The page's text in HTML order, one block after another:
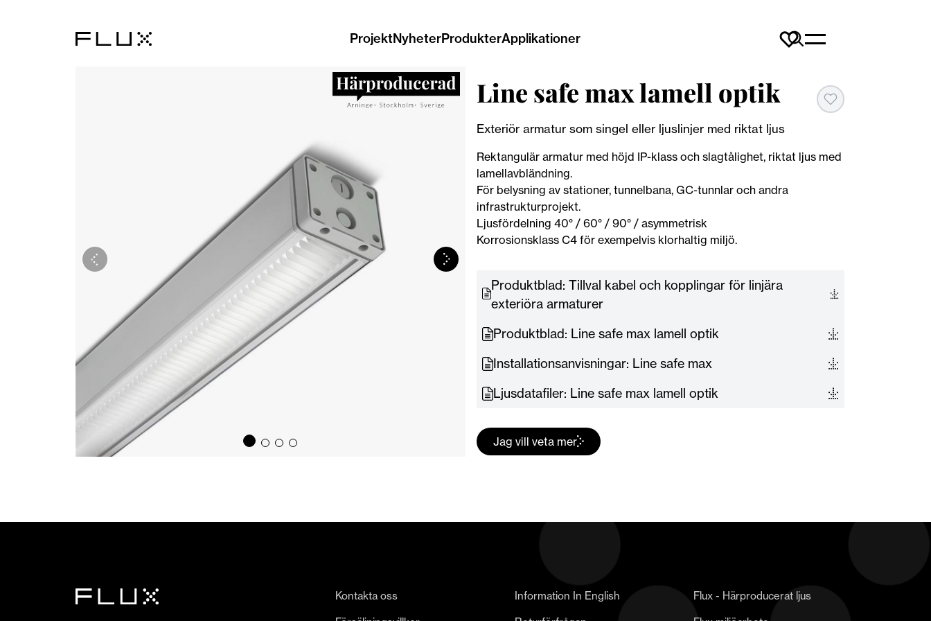
ProjektNyheterProdukterApplikationer
Line safe max lamell optik
Exteriör armatur som singel eller ljuslinjer med riktat ljus
Rektangulär armatur med höjd IP-klass och slagtålighet, riktat ljus med
lamellavbländning.
För belysning av stationer, tunnelbana, GC-tunnlar och andra
infrastrukturprojekt.
Ljusfördelning 40° / 60° / 90° / asymmetrisk
Korrosionsklass C4 för exempelvis klorhaltig miljö.
Produktblad: Tillval kabel och kopplingar för linjära
exteriöra armaturer
Produktblad: Line safe max lamell optik
Installationsanvisningar: Line safe max
Ljusdatafiler: Line safe max lamell optik
Jag vill veta mer
Kontakta oss Information In English
Flux - Härproducerat ljus